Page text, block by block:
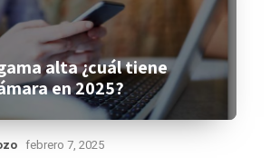
alta ¿cuál tiene
en 2025?
febrero 7, 2025